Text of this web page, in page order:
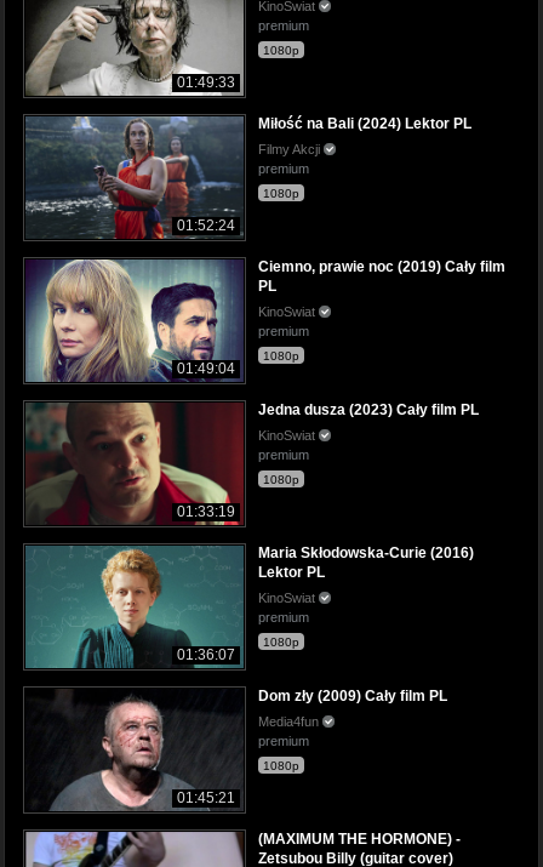
01:49:33
KinoSwiat
premium
1080p
01:52:24
Miłość na Bali (2024) Lektor PL
Filmy Akcji
premium
1080p
01:49:04
Ciemno, prawie noc (2019) Cały film
PL
KinoSwiat
premium
1080p
01:33:19
Jedna dusza (2023) Cały film PL
KinoSwiat
premium
1080p
01:36:07
Maria Skłodowska-Curie (2016)
Lektor PL
KinoSwiat
premium
1080p
01:45:21
Dom zły (2009) Cały film PL
Media4fun
premium
1080p
(MAXIMUM THE HORMONE) -
Zetsubou Billy (guitar cover)